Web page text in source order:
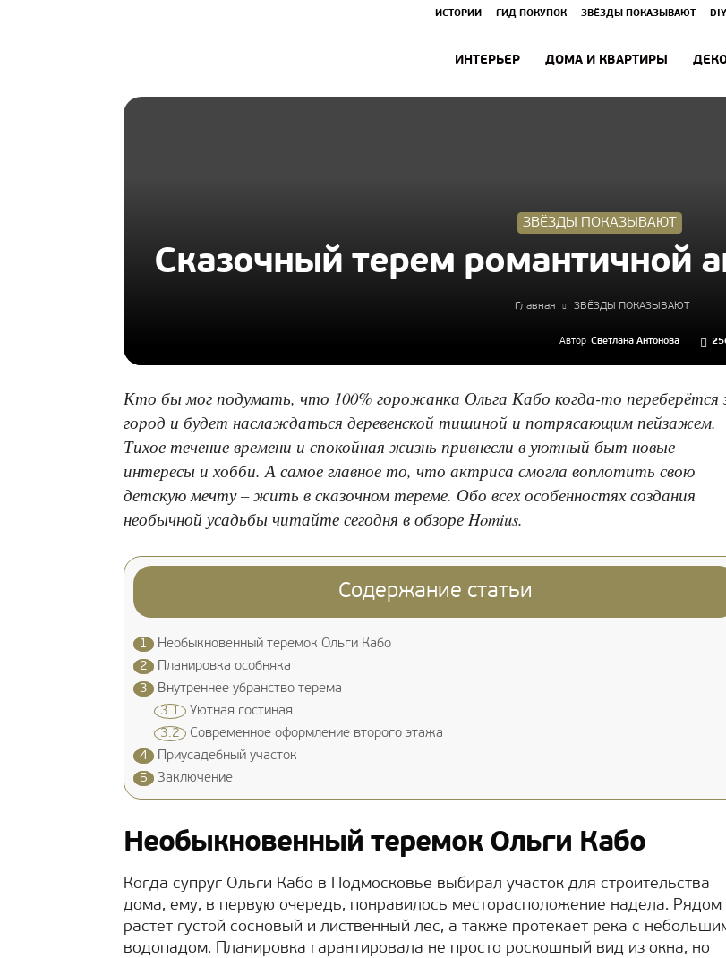
ИСТОРИИ ГИД ПОКУПОК ЗВЁЗДЫ ПОКАЗЫВАЮТ
ИНТЕРЬЕР ДОМА И КВАРТИРЫ
ЗВЁЗДЫ ПОКАЗЫВАЮТ
Сказочный терем романтичной
Главная ЗВЁЗДЫ ПОКАЗЫВАЮТ
Автор Светлана Антонова
Кто бы мог подумать, что 100% горожанка Ольга Кабо когда-то переберётся
город и будет наслаждаться деревенской тишиной и потрясающим пейзажем.
Тихое течение времени и спокойная жизнь привнесли в уютный быт новые
интересы и хобби. А самое главное то, что актриса смогла воплотить свою
детскую мечту – жить в сказочном тереме. Обо всех особенностях создания
необычной усадьбы читайте сегодня в обзоре Homius.
Содержание статьи
1
Необыкновенный теремок Ольги Кабо
2
Планировка особняка
3
Внутреннее убранство терема
3.1 Уютная гостиная
3.2 Современное оформление второго этажа
4
Приусадебный участок
5
Заключение
Необыкновенный теремок Ольги Кабо
Когда супруг Ольги Кабо в Подмосковье выбирал участок для строительства
дома, ему, в первую очередь, понравилось месторасположение надела. Рядом
растёт густой сосновый и лиственный лес, а также протекает река с
водопадом. Планировка гарантировала не просто роскошный вид из окна, но